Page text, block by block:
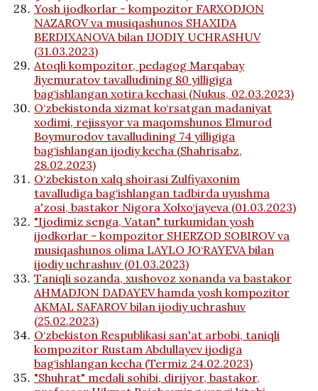
Yosh ijodkorlar - kompozitor FARXODJON
NAZAROV va musiqashunos SHAXIDA
BERDIXANOVA bilan IJODIY UCHRASHUV
(31.03.2023)
Atoqli kompozitor, pedagog Marqabay
Jiyemuratov tavalludining 80 yilligiga
bag‘ishlangan xotira kechasi (Nukus, 02.03.2023)
O‘zbekistonda xizmat ko‘rsatgan madaniyat
xodimi, rejissyor va maqomshunos Elmurod
Boymurodov tavalludining 74 yilligiga
bag‘ishlangan ijodiy kecha (Shahrisabz,
28.02.2023)
O‘zbekiston xalq shoirasi Zulfiyaxonim
tavalludiga bag‘ishlangan tadbirda uyushma
a'zosi, bastakor Nigora Xolxo‘jayeva (01.03.2023)
"Ijodimiz senga, Vatan" turkumidan yosh
ijodkorlar - kompozitor SHERZOD SOBIROV va
musiqashunos olima LAYLO JO‘RAYEVA bilan
ijodiy uchrashuv (01.03.2023)
Taniqli sozanda, xushovoz xonanda va bastakor
AHMADJON DADAYEV hamda yosh kompozitor
AKMAL SAFAROV bilan ijodiy uchrashuv
(25.02.2023)
O‘zbekiston Respublikasi san'at arbobi, taniqli
kompozitor Rustam Abdullayev ijodiga
bag‘ishlangan kecha (Termiz 24.02.2023)
"Shuhrat" medali sohibi, dirijyor, bastakor,